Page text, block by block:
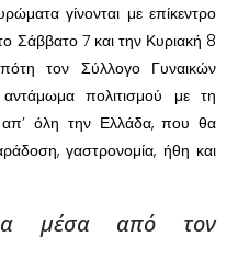
γίνονται με επίκεντρο
Σάββατο 7 και την Κυριακή 8
τον Σύλλογο Γυναικών
αντάμωμα πολιτισμού με τη
όλη την Ελλάδα, που θα
γαστρονομία, ήθη και
μέσα από τον